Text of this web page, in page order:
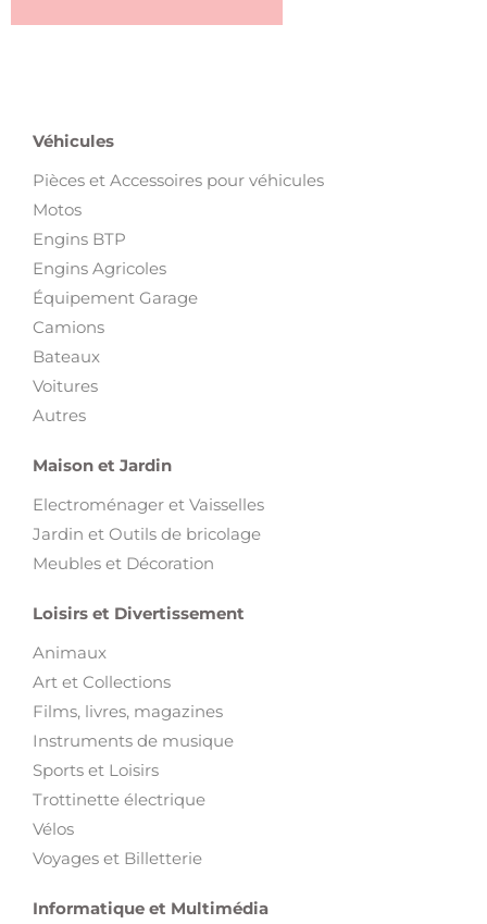
Véhicules
Pièces et Accessoires pour véhicules
Motos
Engins BTP
Engins Agricoles
Équipement Garage
Camions
Bateaux
Voitures
Autres
Maison et Jardin
Electroménager et Vaisselles
Jardin et Outils de bricolage
Meubles et Décoration
Loisirs et Divertissement
Animaux
Art et Collections
Films, livres, magazines
Instruments de musique
Sports et Loisirs
Trottinette électrique
Vélos
Voyages et Billetterie
Informatique et Multimédia